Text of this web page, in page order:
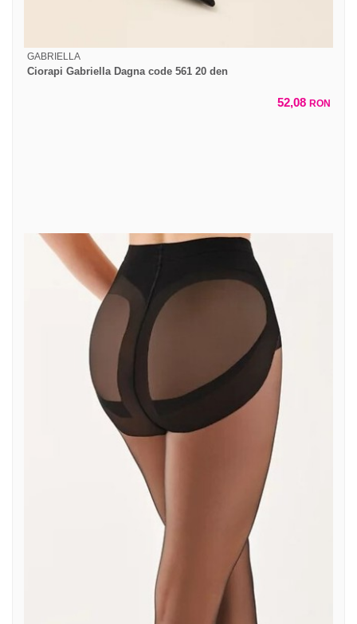
GABRIELLA
Ciorapi Gabriella Dagna code 561 20 den
52,08 RON